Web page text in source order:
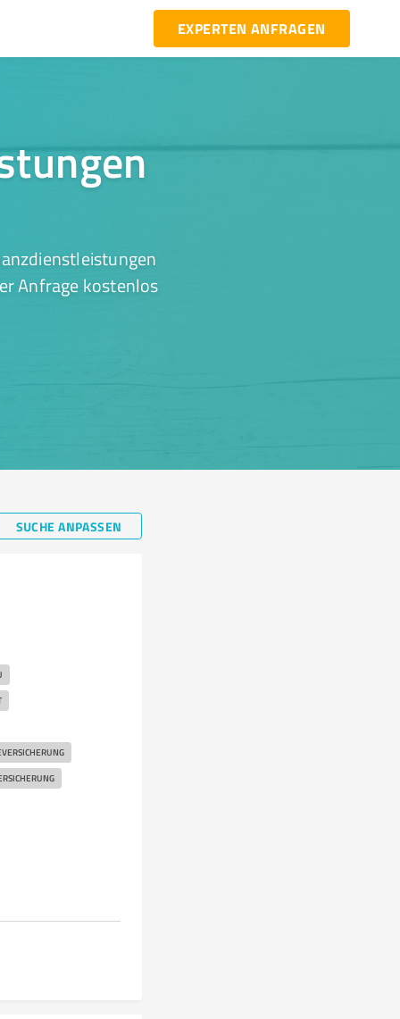
EXPERTEN ANFRAGEN
Anfrage kostenlos
SUCHE ANPASSEN